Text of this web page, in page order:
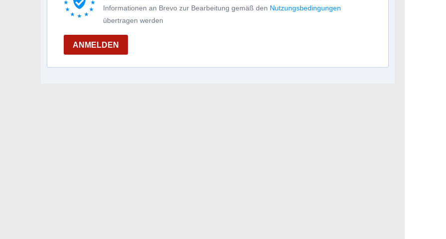
Informationen an Brevo zur Bearbeitung gemäß den Nutzungsbedingungen
übertragen werden
ANMELDEN